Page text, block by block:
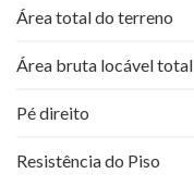
Área total do terreno
Área bruta locável total
Pé direito
Resistência do Piso